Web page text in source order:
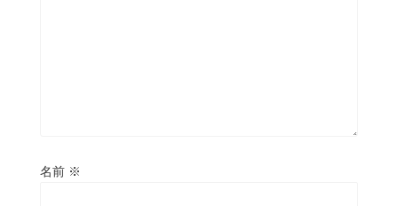
名前 ※